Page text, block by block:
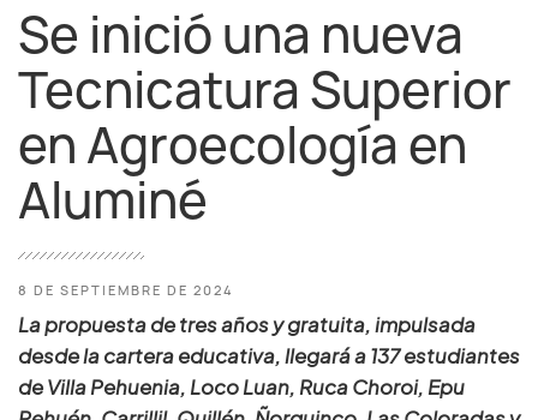
Se inició una nueva
Tecnicatura Superior
en Agroecología en
Aluminé
8 DE SEPTIEMBRE DE 2024
La propuesta de tres años y gratuita, impulsada
desde la cartera educativa, llegará a 137 estudiantes
de Villa Pehuenia, Loco Luan, Ruca Choroi, Epu